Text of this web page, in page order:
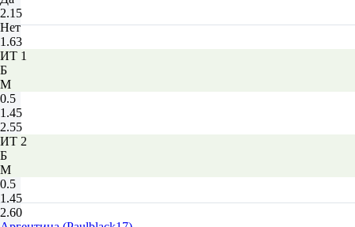
2.15
Нет
1.63
ИТ 1
Б
М
0.5
1.45
2.55
ИТ 2
Б
М
0.5
1.45
2.60